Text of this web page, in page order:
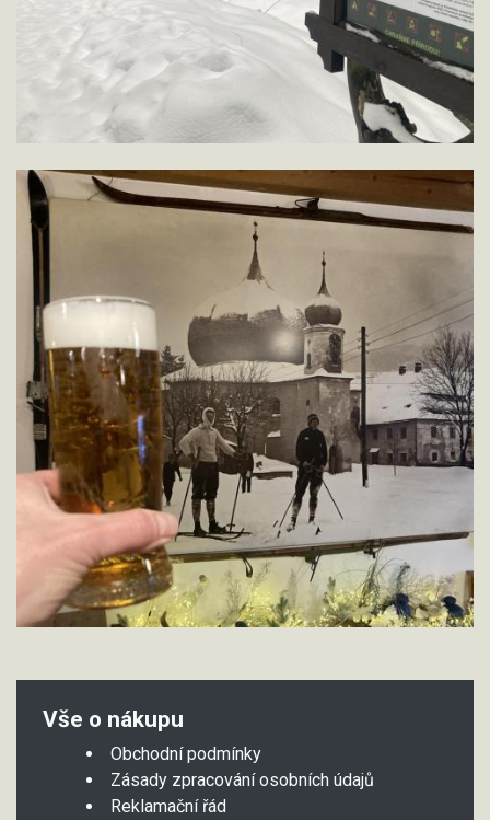
Vše o nákupu
Obchodní podmínky
Zásady zpracování osobních údajů
Reklamační řád